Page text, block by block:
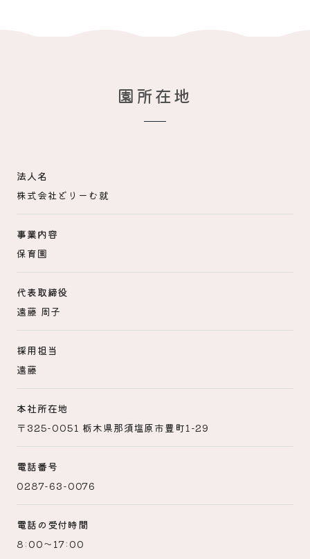
園 所在地
法人名
株式会社どりーむ就
事業内容
保育園
代表取締役
遠藤 周子
採用担当
遠藤
本社所在地
〒325-0051 栃木県那須塩原市豊町1-29
電話番号
0287-63-0076
電話の受付時間
8:00～17:00